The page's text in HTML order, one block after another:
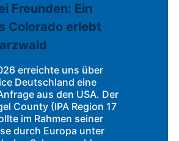
Freunden: Ein
Colorado erlebt
erreichte uns über
Deutschland eine
aus den USA. Der
County (IPA Region 17
im Rahmen seiner
durch Europa unter